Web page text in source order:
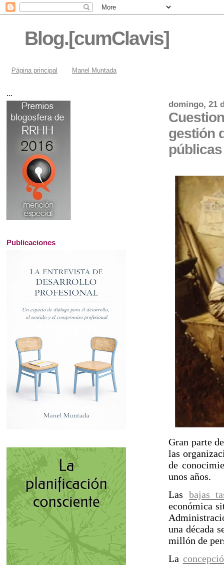
Blog.[cumClavis]
Página principal Manel Muntada
domingo, 21
gestión
públicas
Gran parte
las
de
unos años.
Las bajas
económica
una década
millón de
La
...
Publicaciones